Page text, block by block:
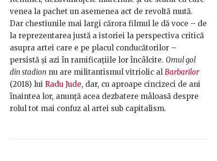
venea la pachet un asemenea act de revoltă mută.
Dar chestiunile mai largi cărora filmul le dă voce – de
la reprezentarea justă a istoriei la perspectiva critică
asupra artei care e pe placul conducătorilor –
persistă și azi în ramificațiile lor încâlcite. Omul gol
din stadion nu are militantismul vitriolic al Barbarilor
(2018) lui Radu Jude, dar, cu aproape cincizeci de ani
înaintea lor, anunță acea dezbatere mâloasă despre
rolul tot mai confuz al artei sub capitalism.